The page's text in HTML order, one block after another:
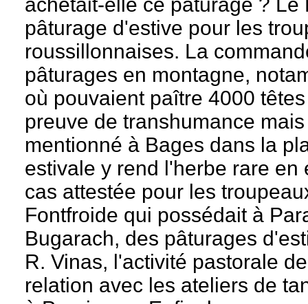
pâturage d'estive pour les
roussillonnaises. La
pâturages en montagne,
où pouvaient paître 4000
preuve de transhumance
mentionné à Bages dans la
estivale y rend l'herbe rare en
cas attestée pour les
Fontfroide qui possédait à
Bugarach, des pâturages
R. Vinas, l'activité pastorale
relation avec les ateliers de